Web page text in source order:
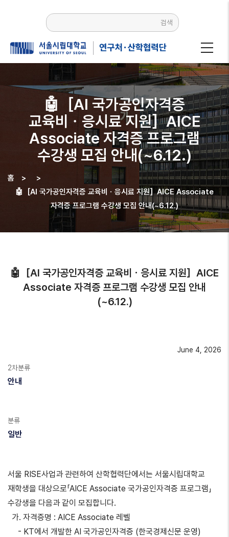
검색
🤖［AI 국가공인자격증
교육비ㆍ응시료 지원］AICE
Associate 자격증 프로그램
수강생 모집 안내(~6.12.)
이동
홈 >
>
🤖［AI 국가공인자격증 교육비ㆍ응시료 지원］AICE Associate
자격증 프로그램 수강생 모집 안내(~6.12.)
🤖［AI 국가공인자격증 교육비ㆍ응시료 지원］AICE
Associate 자격증 프로그램 수강생 모집 안내
(~6.12.)
June 4, 2026
2차분류
안내
분류
일반
서울 RISE사업과 관련하여 산학협력단에서는 서울시립대학교
재학생을 대상으로「AICE Associate 국가공인자격증 프로그램」
수강생을 다음과 같이 모집합니다.
가. 자격증명 : AICE Associate 레벨
- KT에서 개발한 AI 국가공인자격증 (한국경제신문 운영)